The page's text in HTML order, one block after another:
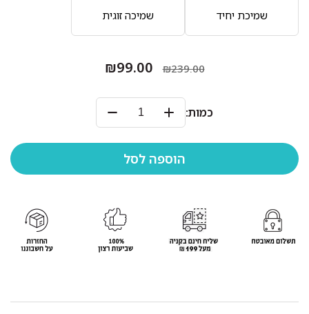
שמיכת יחיד שמיכה זוגית
₪239.00
₪99.00
כמות: